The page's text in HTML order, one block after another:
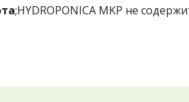
;HYDROPONICA MKP не